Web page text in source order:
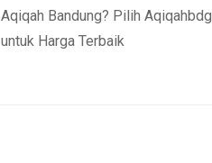
Aqiqah Bandung? Pilih Aqiqahbdg
untuk Harga Terbaik